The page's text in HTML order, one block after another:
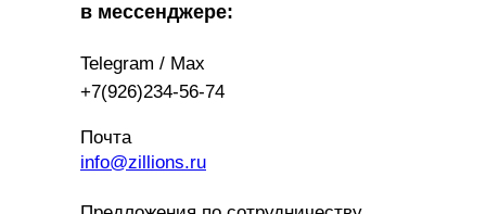
info@zillions.ru
Почта
+7(926)234-56-74
Telegram / Max
в мессенджере: